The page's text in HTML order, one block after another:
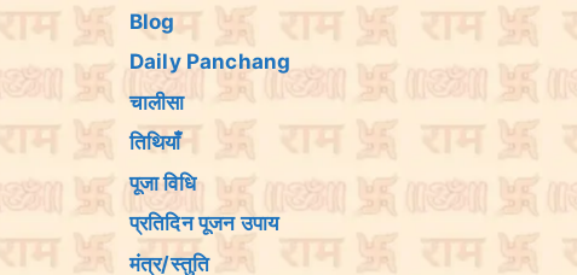
Blog
Daily Panchang
चालीसा
तिथियांँ
पूजा विधि
प्रतिदिन पूजन उपाय
मंत्र/स्तुति